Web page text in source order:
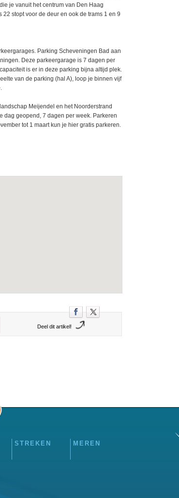
je vanuit het centrum van Den Haag
stopt voor de deur en ook de trams 1 en 9
Parking Scheveningen Bad aan
Deze parkeergarage is 7 dagen per
is er in deze parking bijna altijd plek.
van de parking (hal A), loop je binnen vijf
Meijendel en het Noorderstrand
dag geopend, 7 dagen per week. Parkeren
tot 1 maart kun je hier gratis parkeren.
Deel dit artikel!
STREKEN MEREN